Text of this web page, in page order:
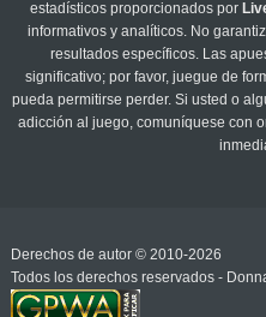
estadísticos proporcionados por
informativos y analíticos. No
resultados específicos. Las
significativo; por favor, juegue de
pueda permitirse perder. Si usted o
adicción al juego, comuníquese con
Derechos de autor © 2010-2026
Todos los derechos reservados -